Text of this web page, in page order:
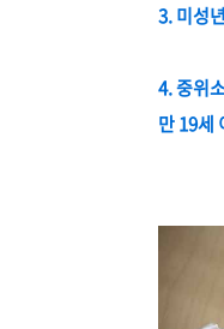
3. 미성
4. 중위
만 19세